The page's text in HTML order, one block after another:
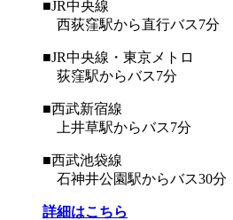
■JR中央線
西荻窪駅から直行バス7分
■JR中央線・東京メトロ
荻窪駅からバス7分
■西武新宿線
上井草駅からバス7分
■西武池袋線
石神井公園駅からバス30分
詳細はこちら